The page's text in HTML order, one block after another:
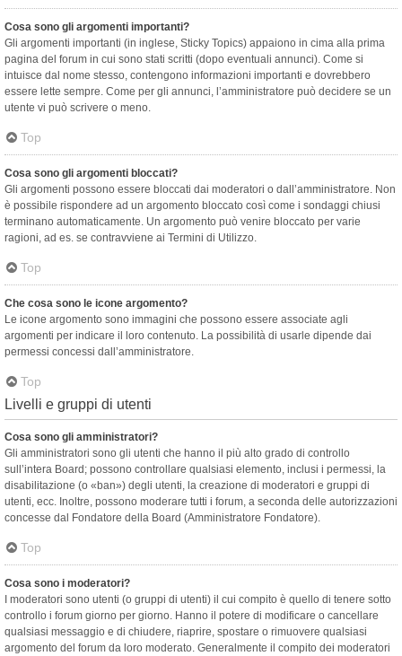
Cosa sono gli argomenti importanti?
Gli argomenti importanti (in inglese, Sticky Topics) appaiono in cima alla prima
pagina del forum in cui sono stati scritti (dopo eventuali annunci). Come si
intuisce dal nome stesso, contengono informazioni importanti e dovrebbero
essere lette sempre. Come per gli annunci, l’amministratore può decidere se un
utente vi può scrivere o meno.
Top
Cosa sono gli argomenti bloccati?
Gli argomenti possono essere bloccati dai moderatori o dall’amministratore. Non
è possibile rispondere ad un argomento bloccato così come i sondaggi chiusi
terminano automaticamente. Un argomento può venire bloccato per varie
ragioni, ad es. se contravviene ai Termini di Utilizzo.
Top
Che cosa sono le icone argomento?
Le icone argomento sono immagini che possono essere associate agli
argomenti per indicare il loro contenuto. La possibilità di usarle dipende dai
permessi concessi dall’amministratore.
Top
Livelli e gruppi di utenti
Cosa sono gli amministratori?
Gli amministratori sono gli utenti che hanno il più alto grado di controllo
sull’intera Board; possono controllare qualsiasi elemento, inclusi i permessi, la
disabilitazione (o «ban») degli utenti, la creazione di moderatori e gruppi di
utenti, ecc. Inoltre, possono moderare tutti i forum, a seconda delle autorizzazioni
concesse dal Fondatore della Board (Amministratore Fondatore).
Top
Cosa sono i moderatori?
I moderatori sono utenti (o gruppi di utenti) il cui compito è quello di tenere sotto
controllo i forum giorno per giorno. Hanno il potere di modificare o cancellare
qualsiasi messaggio e di chiudere, riaprire, spostare o rimuovere qualsiasi
argomento del forum da loro moderato. Generalmente il compito dei moderatori